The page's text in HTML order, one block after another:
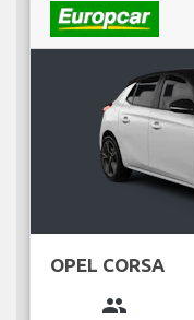
OPEL CORSA
group